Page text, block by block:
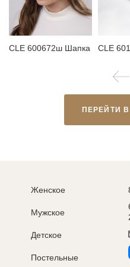
CLE 600672ш Шапка
ПЕРЕЙТИ
Женское
Мужское
Детское
Постельные